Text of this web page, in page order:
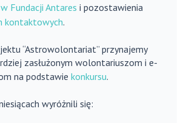
Fundacji Antares i pozostawienia
kontaktowych.
“Astrowolontariat” przynajemy
zasłużonym wolontariuszom i e-
na podstawie konkursu.
wyróżnili się: